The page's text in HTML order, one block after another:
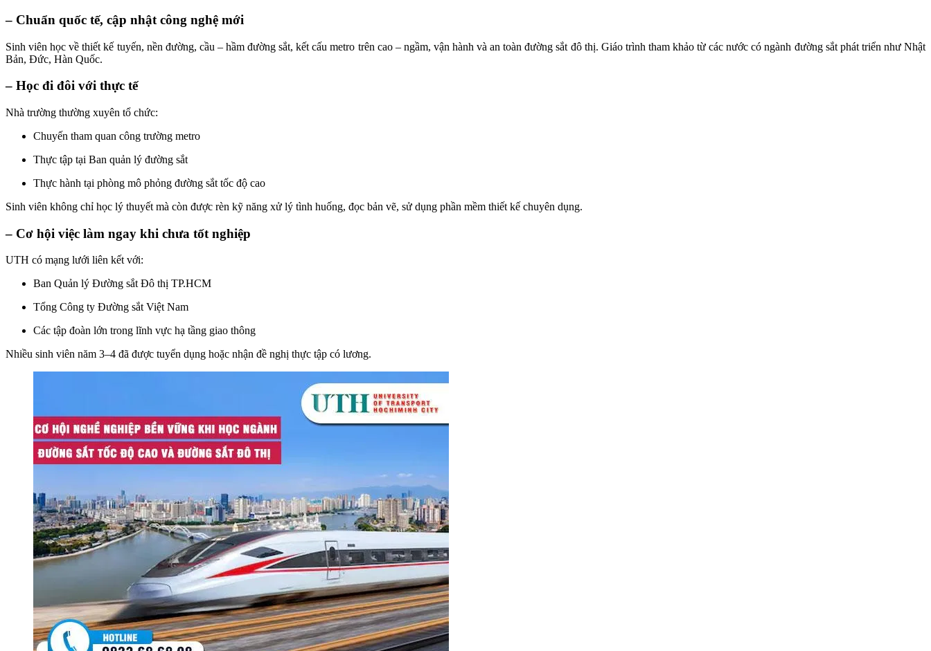
– Chuẩn quốc tế, cập nhật công nghệ mới
Sinh viên học về thiết kế tuyến, nền đường, cầu – hầm đường sắt, kết cấu metro trên cao – ngầm, vận hành và an toàn đường sắt đô thị. Giáo trình tham khảo từ các nước có ngành đường sắt phát triển như Nhật
Bản, Đức, Hàn Quốc.
– Học đi đôi với thực tế
Nhà trường thường xuyên tổ chức:
Chuyến tham quan công trường metro
Thực tập tại Ban quản lý đường sắt
Thực hành tại phòng mô phỏng đường sắt tốc độ cao
Sinh viên không chỉ học lý thuyết mà còn được rèn kỹ năng xử lý tình huống, đọc bản vẽ, sử dụng phần mềm thiết kế chuyên dụng.
– Cơ hội việc làm ngay khi chưa tốt nghiệp
UTH có mạng lưới liên kết với:
Ban Quản lý Đường sắt Đô thị TP.HCM
Tổng Công ty Đường sắt Việt Nam
Các tập đoàn lớn trong lĩnh vực hạ tầng giao thông
Nhiều sinh viên năm 3–4 đã được tuyển dụng hoặc nhận đề nghị thực tập có lương.